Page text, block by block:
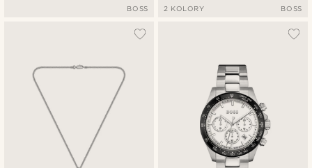
BOSS 2 KOLORY BOSS